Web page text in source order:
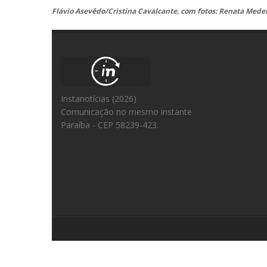
Flávio Asevêdo/Cristina Cavalcante, com fotos: Renata
Instanotícias (2026)
Comunicação no mesmo instante
Paraíba - CEP 58239-423.